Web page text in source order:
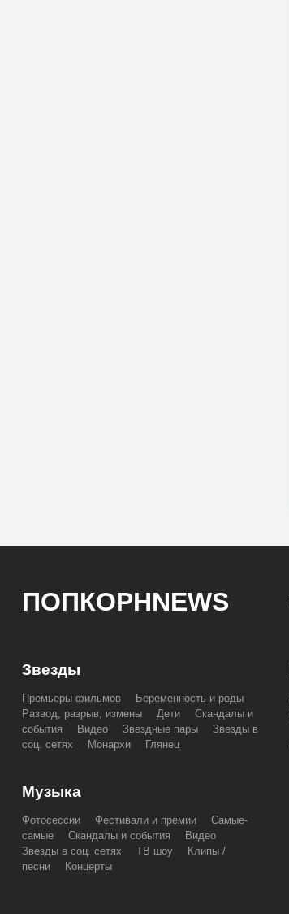
ПОПКОРНNEWS
Звезды
Премьеры фильмов
Беременность и роды
Развод, разрыв, измены
Дети
Скандалы и
события
Видео Звездные пары
Звезды в
соц. сетях
Монархи Глянец
Музыка
Фотосессии Фестивали и премии
Самые-
самые
Скандалы и события
Видео
Звезды в соц. сетях
ТВ шоу
Клипы /
песни
Концерты